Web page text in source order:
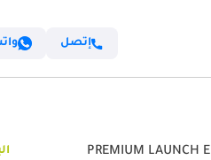
إتصل